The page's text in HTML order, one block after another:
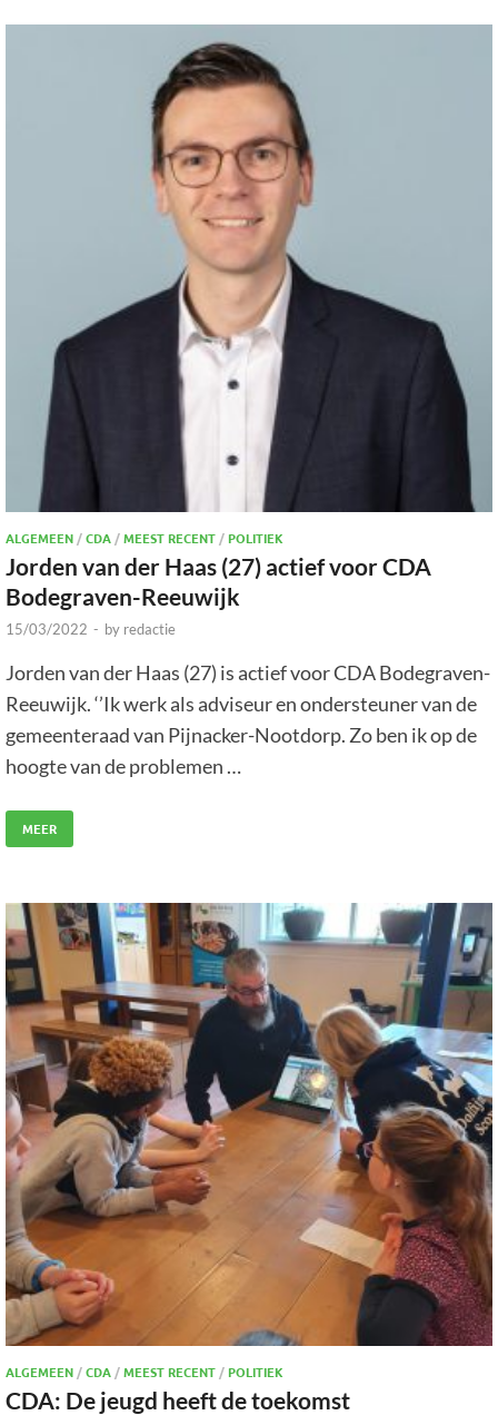
ALGEMEEN /CDA /MEEST RECENT / POLITIEK
Jorden van der Haas (27) actief voor CDA
Bodegraven-Reeuwijk
15/03/2022 - by redactie
Jorden van der Haas (27) is actief voor CDA Bodegraven-
Reeuwijk. ‘’Ik werk als adviseur en ondersteuner van de
gemeenteraad van Pijnacker-Nootdorp. Zo ben ik op de
hoogte van de problemen …
MEER
ALGEMEEN/CDA/MEEST RECENT/ POLITIEK
CDA: De jeugd heeft de toekomst